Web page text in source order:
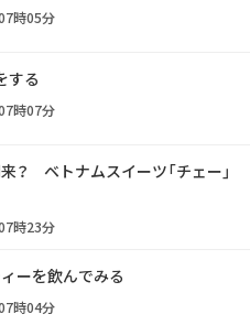
時05分
する
時07分
？ ベトナムスイーツ「チェー」
時23分
ーを飲んでみる
時04分